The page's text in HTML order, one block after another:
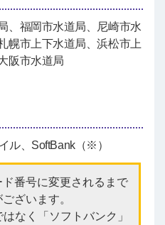
、福岡市水道局、尼崎市水
幌市上下水道局、浜松市上
阪市水道局
ル、SoftBank（※）
番号に変更されるまで
ざいます。
なく「ソフトバンク」